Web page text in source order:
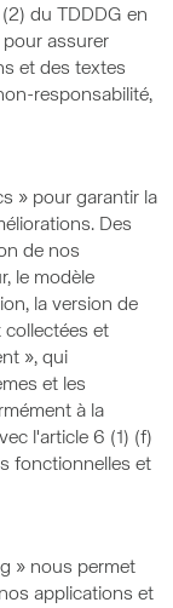
du TDDDG en
assurer
et des textes
responsabilité,
» pour garantir la
Des
de nos
le modèle
la version de
collectées et
», qui
et les
à la
l'article 6 (1) (f)
fonctionnelles et
» nous permet
applications et